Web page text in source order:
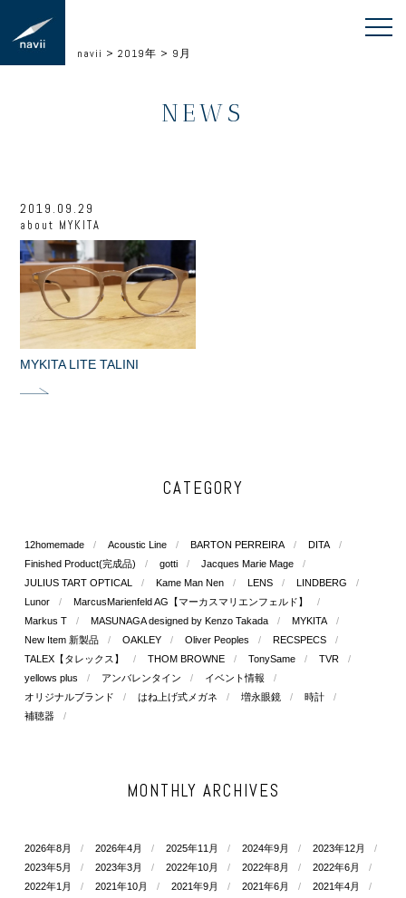
navii >2019年 > 9月
NEWS
2019.09.29
about MYKITA
MYKITA LITE TALINI
CATEGORY
12homemade Acoustic Line BARTON PERREIRA
DITA
Finished Product(完成品)
gotti
Jacques Marie Mage
JULIUS TART OPTICAL
Kame Man Nen LENS
LINDBERG
Lunor
MarcusMarienfeld AG【マーカスマリエンフェルド】
Markus T
MASUNAGA designed by Kenzo Takada
MYKITA
New Item 新製品
OAKLEY Oliver Peoples
RECSPECS
TALEX【タレックス】
THOM BROWNE TonySame
TVR
yellows plus
アンバレンタイン
イベント情報
オリジナルブランド
はね上げ式メガネ 増永眼鏡
時計
補聴器
MONTHLY ARCHIVES
2026年8月 2026年4月 2025年11月 2024年9月
2023年12月
2023年5月
2023年3月 2022年10月 2022年8月
2022年6月
2022年1月
2021年10月 2021年9月 2021年6月
2021年4月